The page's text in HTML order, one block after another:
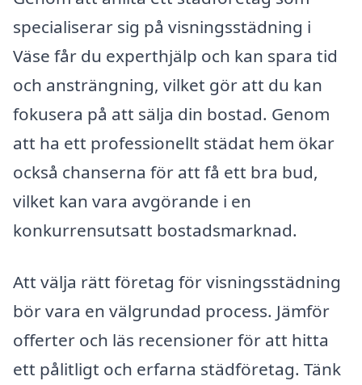
specialiserar sig på visningsstädning i
Väse får du experthjälp och kan spara tid
och ansträngning, vilket gör att du kan
fokusera på att sälja din bostad. Genom
att ha ett professionellt städat hem ökar
också chanserna för att få ett bra bud,
vilket kan vara avgörande i en
konkurrensutsatt bostadsmarknad.
Att välja rätt företag för visningsstädning
bör vara en välgrundad process. Jämför
offerter och läs recensioner för att hitta
ett pålitligt och erfarna städföretag. Tänk